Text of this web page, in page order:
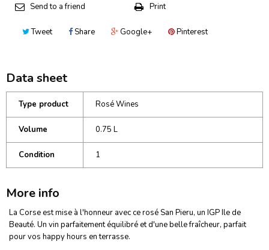
Send to a friend Print
Tweet Share Google+ Pinterest
Data sheet
Type product Rosé Wines
Volume 0.75 L
Condition 1
More info
La Corse est mise à l'honneur avec ce rosé San Pieru, un IGP Ile de
Beauté. Un vin parfaitement équilibré et d'une belle fraîcheur, parfait
pour vos happy hours en terrasse.